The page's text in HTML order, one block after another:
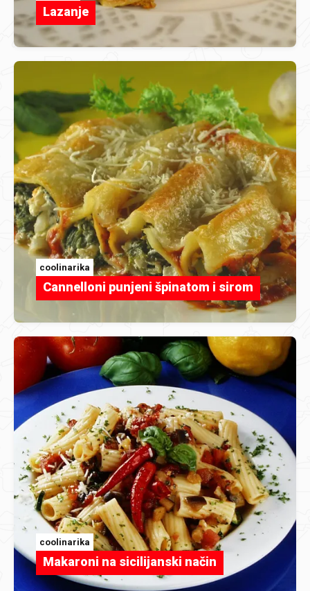
Lazanje
coolinarika
Cannelloni punjeni špinatom i sirom
coolinarika
Makaroni na sicilijanski način